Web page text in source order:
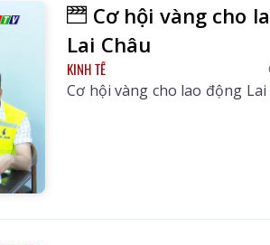
Cơ hội vàng cho
Lai Châu
KINH TẾ
Cơ hội vàng cho lao động Lai